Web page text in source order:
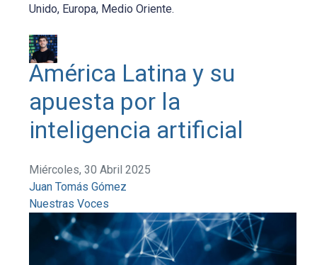
Unido, Europa, Medio Oriente.
América Latina y su
apuesta por la
inteligencia artificial
Miércoles, 30 Abril 2025
Juan Tomás Gómez
Nuestras Voces